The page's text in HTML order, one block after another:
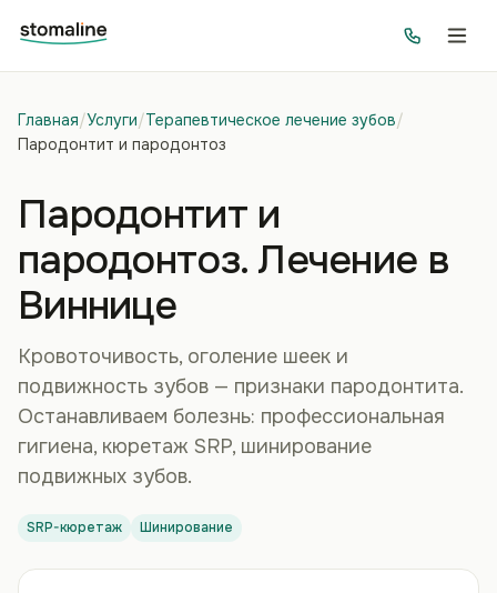
Главная/Услуги/Терапевтическое лечение зубов/
Пародонтит и пародонтоз
Пародонтит и
пародонтоз. Лечение в
Виннице
Кровоточивость, оголение шеек и
подвижность зубов — признаки пародонтита.
Останавливаем болезнь: профессиональная
гигиена, кюретаж SRP, шинирование
подвижных зубов.
SRP-кюретаж Шинирование